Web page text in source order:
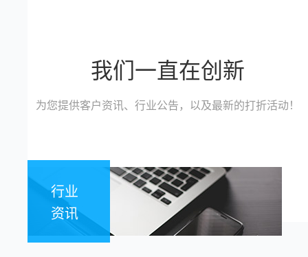
我们一直在创新
为您提供客户资讯、行业公告，以及最新的打折活动！
行业
资讯